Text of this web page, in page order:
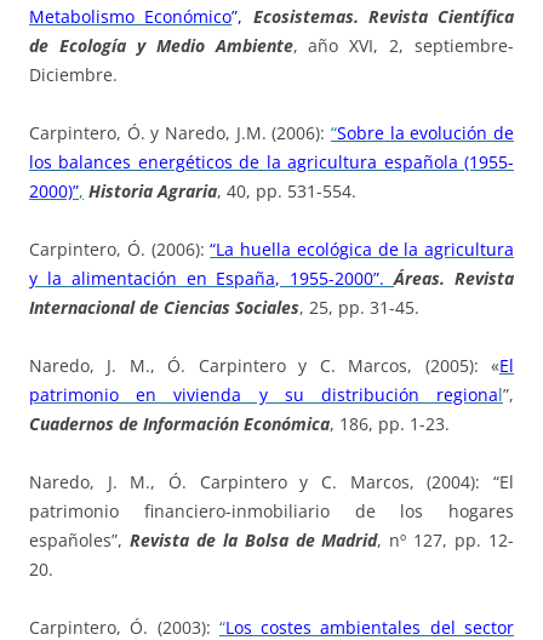
Metabolismo Económico”, Ecosistemas. Revista Científica
de Ecología y Medio Ambiente, año XVI, 2, septiembre-
Diciembre.
Carpintero, Ó. y Naredo, J.M. (2006): “Sobre la evolución de
los balances energéticos de la agricultura española (1955-
2000)”, Historia Agraria, 40, pp. 531-554.
Carpintero, Ó. (2006):“La huella ecológica de la agricultura
y la alimentación en España, 1955-2000”.Áreas. Revista
Internacional de Ciencias Sociales, 25, pp. 31-45.
Naredo, J. M., Ó. Carpintero y C. Marcos, (2005): «El
patrimonio en vivienda y su distribución regional”,
Cuadernos de Información Económica, 186, pp. 1-23.
Naredo, J. M., Ó. Carpintero y C. Marcos, (2004): “El
patrimonio financiero-inmobiliario de los hogares
españoles”, Revista de la Bolsa de Madrid, nº 127, pp. 12-
20.
Carpintero, Ó. (2003): “Los costes ambientales del sector